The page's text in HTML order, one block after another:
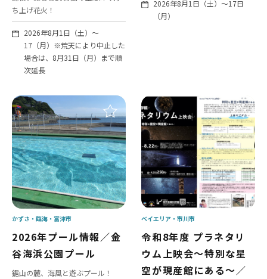
ち上げ花火！
2026年8月1日（土）～
17（月）※荒天により中止した
場合は、8月31日（月）まで順
次延長
2026年8月1日（土）～17日
（月）
2026年プール情報／金
谷海浜公園プール
鋸山の麓、海風と遊ぶプール！
かずさ・臨海 富津市
令和8年度 プラネタリ
ウム上映会～特別な星
空が現産館にある～／
ベイエリア 市川市